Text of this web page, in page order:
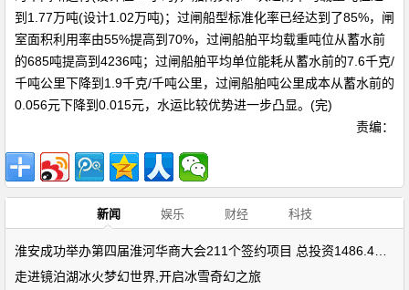
到1.77万吨(设计1.02万吨)；过闸船型标准化率已经达到了85%，闸
室面积利用率由55%提高到70%，过闸船舶平均载重吨位从蓄水前
的685吨提高到4236吨；过闸船舶平均单位能耗从蓄水前的7.6千克/
千吨公里下降到1.9千克/千吨公里，过闸船舶吨公里成本从蓄水前的
0.056元下降到0.015元，水运比较优势进一步凸显。(完)
责编：
新闻 娱乐 财经 科技
走进镜泊湖冰火梦幻世界,开启冰雪奇幻之旅